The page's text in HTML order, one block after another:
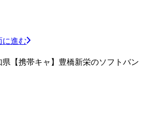
に進む
【携帯キャ】豊橋新栄のソフトバン